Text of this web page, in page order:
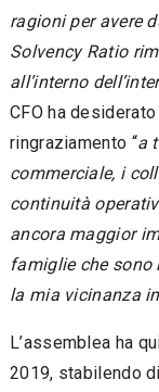
ragioni per avere
Solvency Ratio
all’interno
CFO ha
ringraziamento “a
commerciale, i
continuità
ancora maggior
famiglie che sono
la mia vicinanza
L’assemblea ha
2019, stabilendo